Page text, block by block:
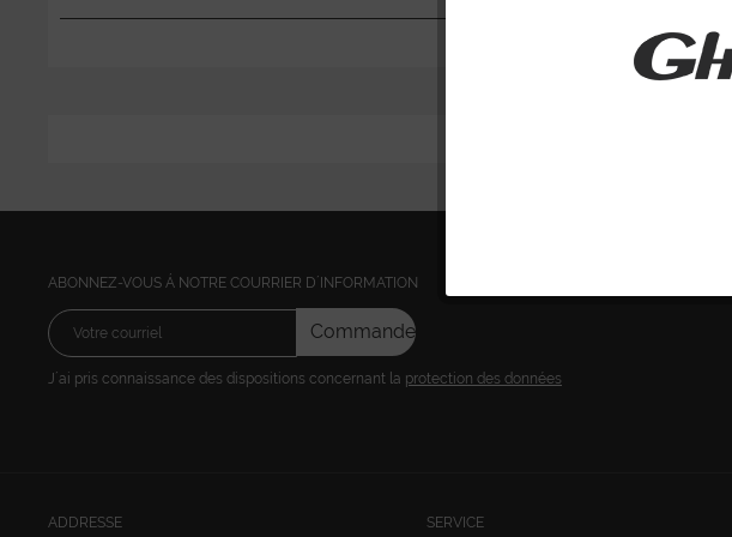
ABONNEZ-VOUS Á NOTRE COURRIER D´INFORMATION
Commandez
J´ai pris connaissance des dispositions concernant la protection des données
ADDRESSE SERVICE